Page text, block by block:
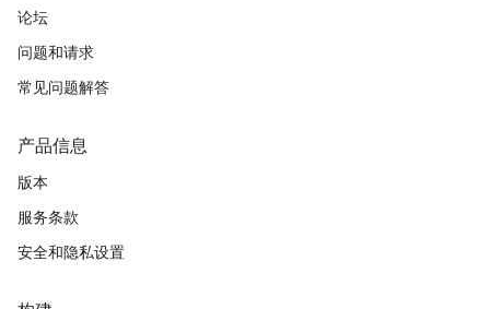
论坛
问题和请求
常见问题解答
产品信息
版本
服务条款
安全和隐私设置